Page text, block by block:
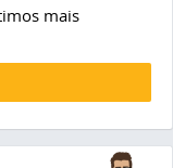
mais